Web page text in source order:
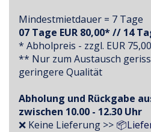
Mindestmietdauer = 7 Tage
07 Tage EUR 80,00* // 14
* Abholpreis - zzgl. EUR
** Nur zum Austausch
geringere Qualität
Abholung und Rückgabe
zwischen 10.00 - 12.30 Uhr
❌ Keine Lieferung >>